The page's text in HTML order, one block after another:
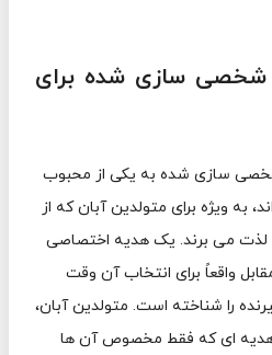
سازی شده برای
سازی شده به یکی از محبوب
به ویژه برای متولدین آبان که از
لذت می برند. یک هدیه اختصاصی
واقعاً برای انتخاب آن وقت
را شناخته است. متولدین آبان،
هدیه ای که فقط مخصوص آن ها